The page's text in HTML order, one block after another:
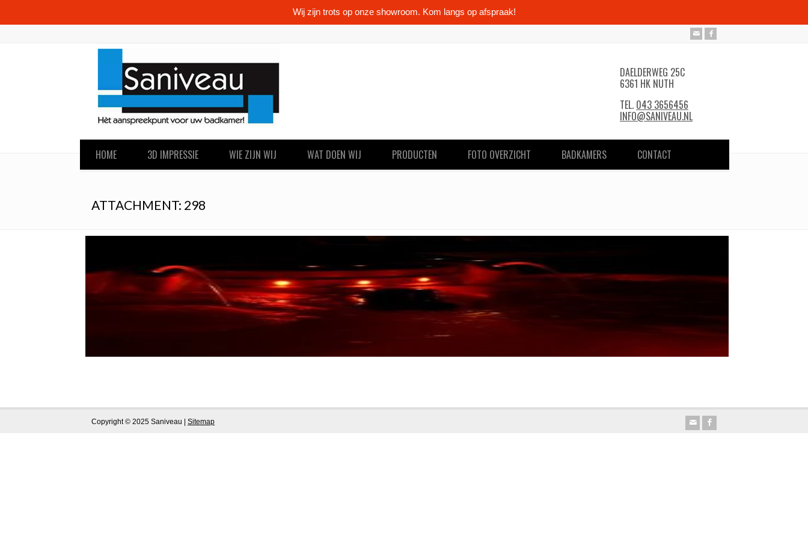
Wij zijn trots op onze showroom. Kom langs op afspraak!
DAELDERWEG 25C
6361 HK NUTH
TEL. 043 3656456
INFO@SANIVEAU.NL
HOME 3D IMPRESSIE WIE ZIJN WIJ WAT DOEN WIJ PRODUCTEN FOTO OVERZICHT BADKAMERS CONTACT
ATTACHMENT: 298
Copyright © 2025 Saniveau | Sitemap